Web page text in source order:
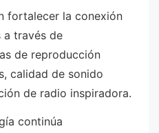
fortalecer la conexión
a través de
de reproducción
calidad de sonido
de radio inspiradora.
continúa